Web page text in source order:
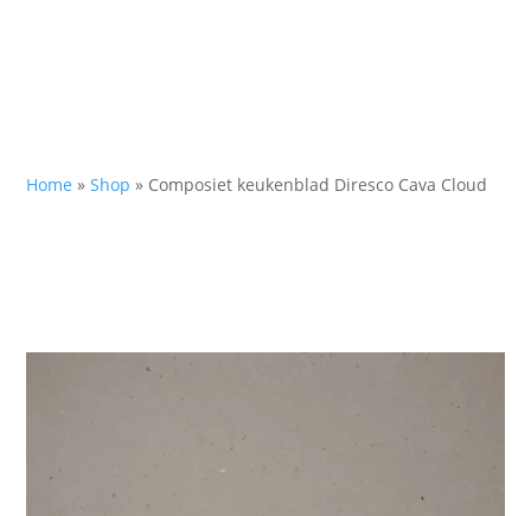
Home »Shop » Composiet keukenblad Diresco Cava Cloud